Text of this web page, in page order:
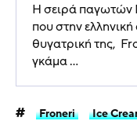
Η σειρά παγωτών
που στην
θυγατρική της,
γκάμα ...
Froneri Ice